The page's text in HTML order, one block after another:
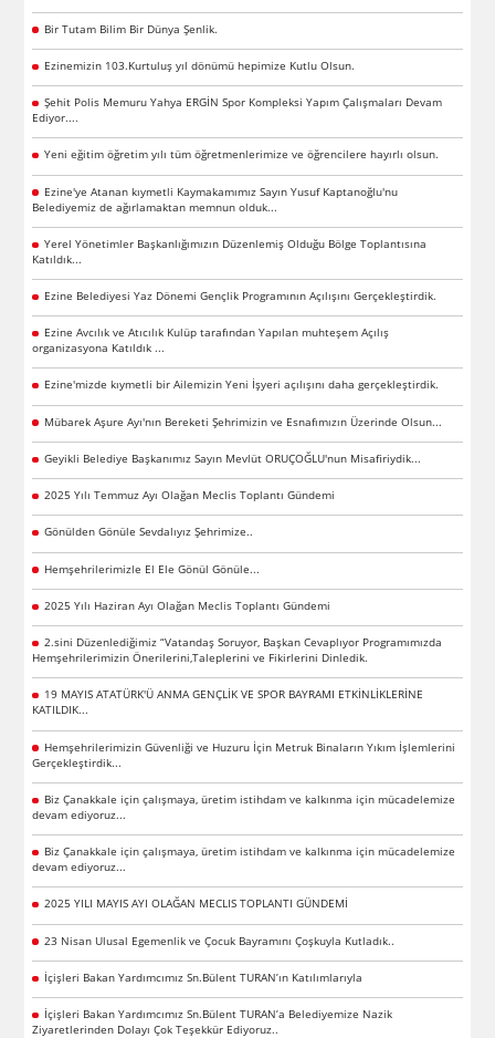
Bir Tutam Bilim Bir Dünya Şenlik.
Ezinemizin 103.Kurtuluş yıl dönümü hepimize Kutlu Olsun.
Şehit Polis Memuru Yahya ERGİN Spor Kompleksi Yapım Çalışmaları Devam
Ediyor....
Yeni eğitim öğretim yılı tüm öğretmenlerimize ve öğrencilere hayırlı olsun.
Ezine'ye Atanan kıymetli Kaymakamımız Sayın Yusuf Kaptanoğlu'nu
Belediyemiz de ağırlamaktan memnun olduk...
Yerel Yönetimler Başkanlığımızın Düzenlemiş Olduğu Bölge Toplantısına
Katıldık...
Ezine Belediyesi Yaz Dönemi Gençlik Programının Açılışını Gerçekleştirdik.
Ezine Avcılık ve Atıcılık Kulüp tarafından Yapılan muhteşem Açılış
organizasyona Katıldık ...
Ezine'mizde kıymetli bir Ailemizin Yeni İşyeri açılışını daha gerçekleştirdik.
Mübarek Aşure Ayı'nın Bereketi Şehrimizin ve Esnafımızın Üzerinde Olsun...
Geyikli Belediye Başkanımız Sayın Mevlüt ORUÇOĞLU'nun Misafiriydik...
2025 Yılı Temmuz Ayı Olağan Meclis Toplantı Gündemi
Gönülden Gönüle Sevdalıyız Şehrimize..
Hemşehrilerimizle El Ele Gönül Gönüle...
2025 Yılı Haziran Ayı Olağan Meclis Toplantı Gündemi
2.sini Düzenlediğimiz “Vatandaş Soruyor, Başkan Cevaplıyor Programımızda
Hemşehrilerimizin Önerilerini,Taleplerini ve Fikirlerini Dinledik.
19 MAYIS ATATÜRK'Ü ANMA GENÇLİK VE SPOR BAYRAMI ETKİNLİKLERİNE
KATILDIK...
Hemşehrilerimizin Güvenliği ve Huzuru İçin Metruk Binaların Yıkım İşlemlerini
Gerçekleştirdik...
Biz Çanakkale için çalışmaya, üretim istihdam ve kalkınma için mücadelemize
devam ediyoruz...
Biz Çanakkale için çalışmaya, üretim istihdam ve kalkınma için mücadelemize
devam ediyoruz...
2025 YILI MAYIS AYI OLAĞAN MECLIS TOPLANTI GÜNDEMİ
23 Nisan Ulusal Egemenlik ve Çocuk Bayramını Çoşkuyla Kutladık..
İçişleri Bakan Yardımcımız Sn.Bülent TURAN’ın Katılımlarıyla
İçişleri Bakan Yardımcımız Sn.Bülent TURAN’a Belediyemize Nazik
Ziyaretlerinden Dolayı Çok Teşekkür Ediyoruz..